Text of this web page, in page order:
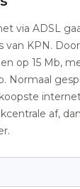
via ADSL
van KPN.
op 15 Mb,
Normaal
af,